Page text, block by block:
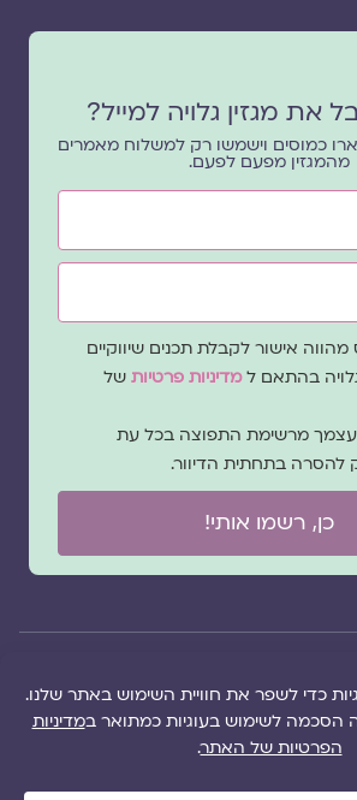
את מגזין גלויה למייל?
כמוסים וישמשו רק למשלוח מאמרים
מהמגזין מפעם לפעם.
אישור לקבלת תכנים שיווקיים
גלויה בהתאם למדיניות פרטיות של
עצמך מרשימת התפוצה בכל עת
להסרה בתחתית הדיוור.
כן, רשמו אותי!
הוקם ב ❤ על ידי –
לימונדה 2.0
| מיתוג:
סטודיו נופר דסקל
מפת אתר|